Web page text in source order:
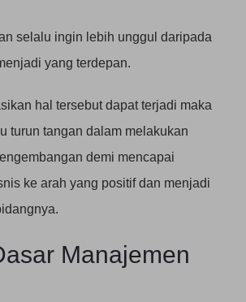
selalu ingin lebih unggul daripada
yang terdepan.
hal tersebut dapat terjadi maka
turun tangan dalam melakukan
demi mencapai
ke arah yang positif dan menjadi
Manajemen